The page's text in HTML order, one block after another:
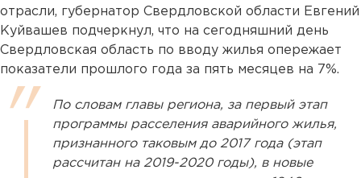
отрасли, губернатор Свердловской области Евгений
Куйвашев подчеркнул, что на сегодняшний день
Свердловская область по вводу жилья опережает
показатели прошлого года за пять месяцев на 7%.
По словам главы региона, за первый этап
программы расселения аварийного жилья,
признанного таковым до 2017 года (этап
рассчитан на 2019-2020 годы), в новые